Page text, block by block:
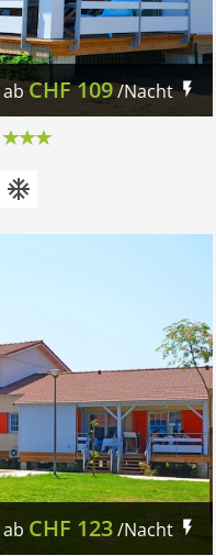
ab CHF109/Nacht
ab CHF 123/Nacht